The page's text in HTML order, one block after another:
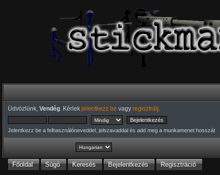
Üdvözlünk, Vendég. Kérlek jelentkezz be vagy regisztrálj
Jelentkezz be a felhasználóneveddel, jelszavaddal és add meg a munkamenet hosszát
Főoldal Súgó Keresés Bejelentkezés Regisztráció